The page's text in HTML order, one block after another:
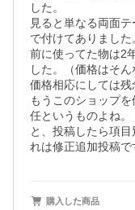
した。
見ると単なる両面
で付けてありました
前に使ってた物は2
した。（価格はそん
価格相応にしては残
もうこのショップ
任というものよね。
と、投稿したら項
れは修正追加投稿で
購入した商品